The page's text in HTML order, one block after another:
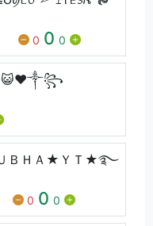
0 0 0
ＢＨＡ★ＹＴ★࿐
0 0 0